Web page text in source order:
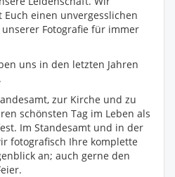
einen unvergesslichen
Fotografie für immer
uns in den letzten Jahren
zur Kirche und zu
schönsten Tag im Leben als
Im Standesamt und in der
fotografisch Ihre komplette
an; auch gerne den